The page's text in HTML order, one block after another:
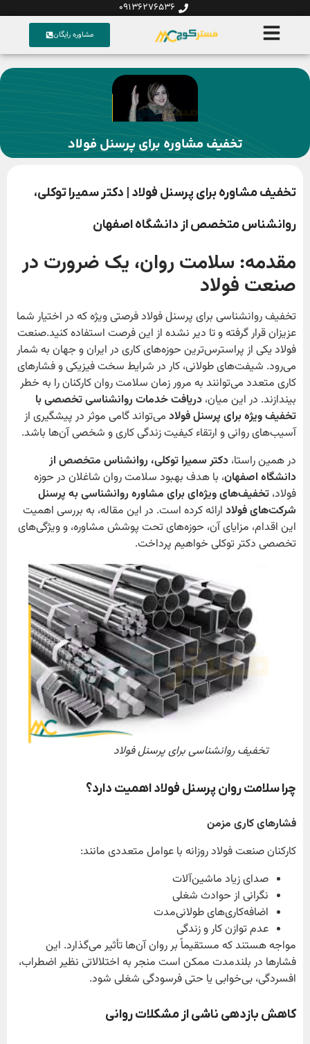
09136276536
مشاوره رایگان
تخفیف مشاوره برای پرسنل فولاد
تخفیف مشاوره برای پرسنل فولاد | دکتر سمیرا توکلی،
روانشناس متخصص از دانشگاه اصفهان
مقدمه: سلامت روان، یک ضرورت در
صنعت فولاد
تخفیف روانشناسی برای پرسنل فولاد فرصتی ویژه که در اختیار شما
عزیزان قرار گرفته و تا دیر نشده از این فرصت استفاده کنید.صنعت
فولاد یکی از پراسترس‌ترین حوزه‌های کاری در ایران و جهان به شمار
می‌رود. شیفت‌های طولانی، کار در شرایط سخت فیزیکی و فشارهای
کاری متعدد می‌توانند به مرور زمان سلامت روان کارکنان را به خطر
بیندازند. در این میان، دریافت خدمات روانشناسی تخصصی با
تخفیف ویژه برای پرسنل فولادمی‌تواند گامی موثر در پیشگیری از
آسیب‌های روانی و ارتقاء کیفیت زندگی کاری و شخصی آن‌ها باشد.
در همین راستا، دکتر سمیرا توکلی، روانشناس متخصص از
دانشگاه اصفهان، با هدف بهبود سلامت روان شاغلان در حوزه
فولاد، تخفیف‌های ویژه‌ای برای مشاوره روانشناسی به پرسنل
شرکت‌های فولادارائه کرده است. در این مقاله، به بررسی اهمیت
این اقدام، مزایای آن، حوزه‌های تحت پوشش مشاوره، و ویژگی‌های
تخصصی دکتر توکلی خواهیم پرداخت.
تخفیف روانشناسی برای پرسنل فولاد
چرا سلامت روان پرسنل فولاد اهمیت دارد؟
فشارهای کاری مزمن
کارکنان صنعت فولاد روزانه با عوامل متعددی مانند:
صدای زیاد ماشین‌آلات
نگرانی از حوادث شغلی
اضافه‌کاری‌های طولانی‌مدت
عدم توازن کار و زندگی
مواجه هستند که مستقیماً بر روان آن‌ها تأثیر می‌گذارد. این
فشارها در بلندمدت ممکن است منجر به اختلالاتی نظیر اضطراب،
افسردگی، بی‌خوابی یا حتی فرسودگی شغلی شود.
کاهش بازدهی ناشی از مشکلات روانی